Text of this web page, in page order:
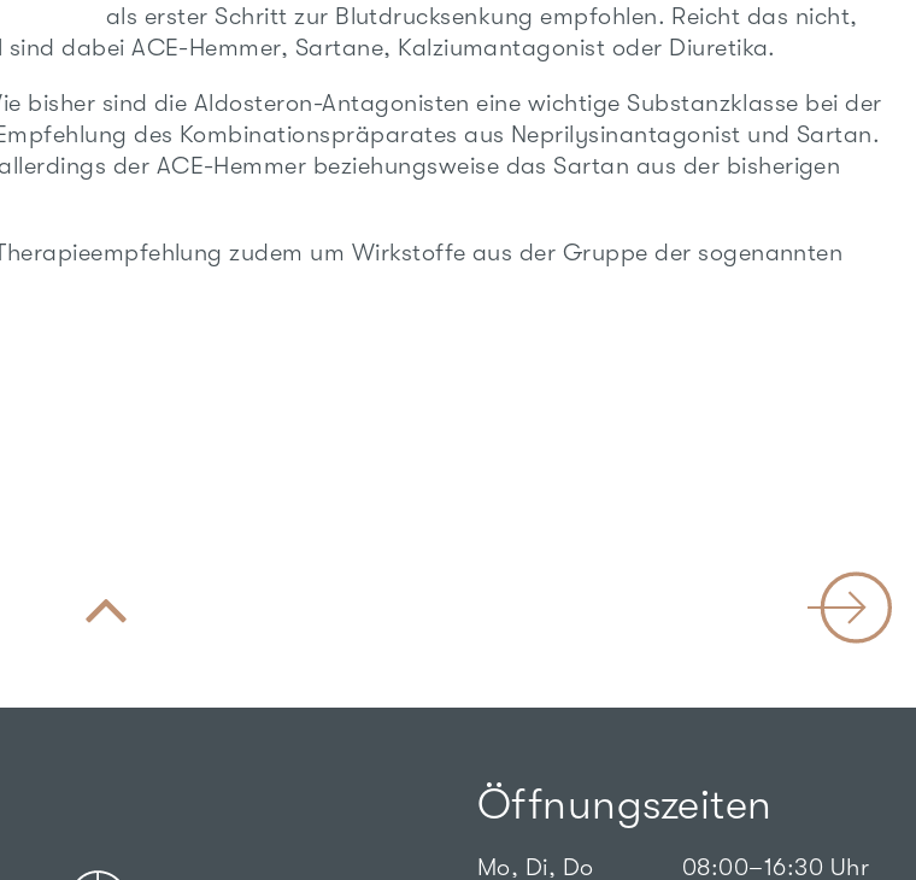
als erster Schritt zur Blutdrucksenkung empfohlen. Reicht das nicht,
dabei ACE-Hemmer, Sartane, Kalziumantagonist oder Diuretika.
bisher sind die Aldosteron-Antagonisten eine wichtige Substanzklasse bei der
des Kombinationspräparates aus Neprilysinantagonist und Sartan.
der ACE-Hemmer beziehungsweise das Sartan aus der bisherigen
zudem um Wirkstoffe aus der Gruppe der sogenannten
Öffnungszeiten
Mo, Di, Do 08:00–16:30 Uhr